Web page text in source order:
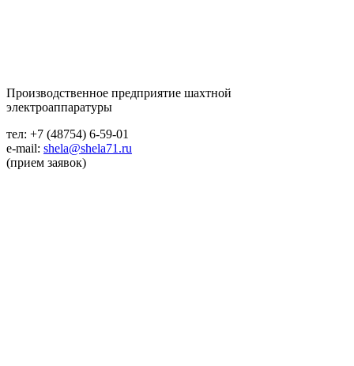
Производственное предприятие шахтной
электроаппаратуры
тел: +7 (48754) 6-59-01
e-mail: shela@shela71.ru
(прием заявок)